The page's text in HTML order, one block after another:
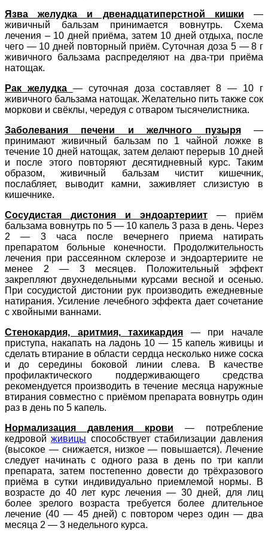
Язва желудка и двенадцатиперстной кишки —
живичный бальзам принимается вовнутрь. Схема
лечения – 10 дней приёма, затем 10 дней отдыха, после
чего — 10 дней повторный приём. Суточная доза 5 — 8 г
живичного бальзама распределяют на два-три приёма
натощак.
Рак желудка — суточная доза составляет 8 — 10 г
живичного бальзама натощак. Желательно пить также сок
моркови и свёклы, чередуя с отваром тысячелистника.
Заболевания печени и желчного пузыря—
принимают живичный бальзам по 1 чайной ложке в
течение 10 дней натощак, затем делают перерыв 10 дней
и после этого повторяют десятидневный курс. Таким
образом, живичный бальзам чистит кишечник,
послабляет, выводит камни, заживляет слизистую в
кишечнике.
Сосудистая дистония и эндоартериит — приём
бальзама вовнутрь по 5 — 10 капель 3 раза в день. Через
2 — 3 часа после вечернего приема натирать
препаратом больные конечности. Продолжительность
лечения при рассеянном склерозе и эндоартериите не
менее 2 — 3 месяцев. Положительный эффект
закрепляют двухнедельными курсами весной и осенью.
При сосудистой дистонии рук производить ежедневные
натирания. Усиление лечебного эффекта дает сочетание
с хвойными ваннами.
Стенокардия, аритмия, тахикардия
— при начале
приступа, накапать на ладонь 10 — 15 капель живицы и
сделать втирание в области сердца несколько ниже соска
и до середины боковой линии слева. В качестве
профилактического поддерживающего средства
рекомендуется производить в течение месяца наружные
втирания совместно с приёмом препарата вовнутрь один
раз в день по 5 капель.
Нормализация давления крови — потребление
кедровойживицы способствует стабилизации давления
(высокое — снижается, низкое — повышается). Лечение
следует начинать с одного раза в день по три капли
препарата, затем постепенно довести до трёхразового
приёма в сутки индивидуально приемлемой нормы. В
возрасте до 40 лет курс лечения — 30 дней, для лиц
более зрелого возраста требуется более длительное
лечение (40 — 45 дней) с повтором через один — два
месяца 2 — 3 недельного курса.